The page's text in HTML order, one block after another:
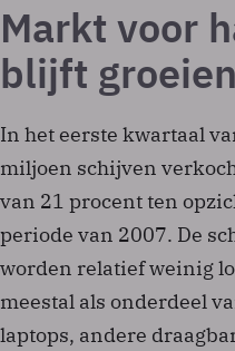
Markt voor
blijft groeien
In het eerste kwartaal
miljoen schijven
van 21 procent ten
periode van 2007. De
worden relatief weinig
meestal als onderdeel
laptops, andere